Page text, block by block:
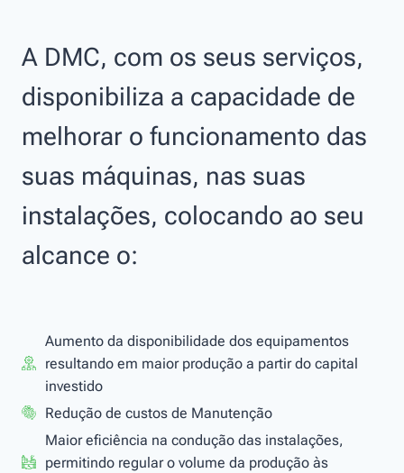
A DMC, com os seus serviços,
disponibiliza a capacidade de
melhorar o funcionamento das
suas máquinas, nas suas
instalações, colocando ao seu
alcance o:
Aumento da disponibilidade dos equipamentos
resultando em maior produção a partir do capital
investido
Redução de custos de Manutenção
Maior eficiência na condução das instalações,
permitindo regular o volume da produção às